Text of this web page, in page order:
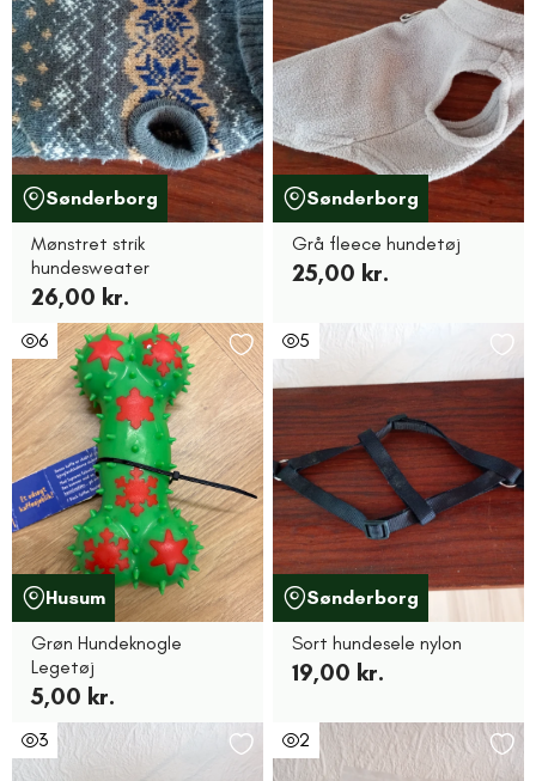
Sønderborg
Mønstret strik
hundesweater
26,00 kr.
Sønderborg
Grå fleece hundetøj
25,00 kr.
6
Husum
Grøn Hundeknogle
Legetøj
5,00 kr.
5
Sønderborg
Sort hundesele nylon
19,00 kr.
3 2